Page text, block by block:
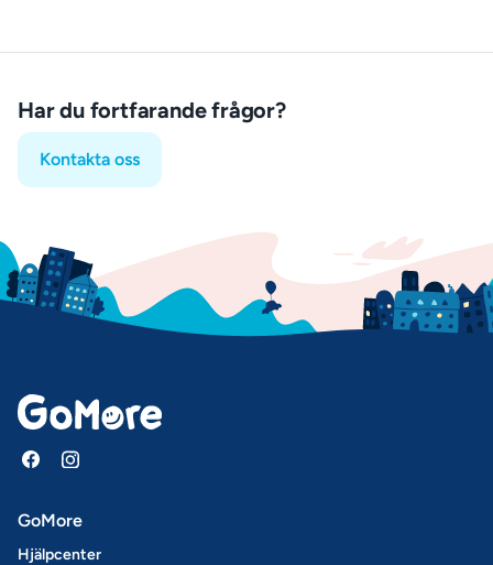
Har du fortfarande frågor?
Kontakta oss
GoMore
Hjälpcenter